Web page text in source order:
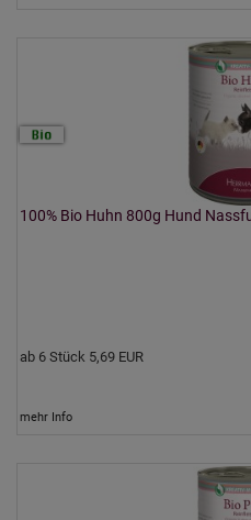
100% Bio Huhn 800g Hund
ab 6 Stück 5,69 EUR
mehr Info